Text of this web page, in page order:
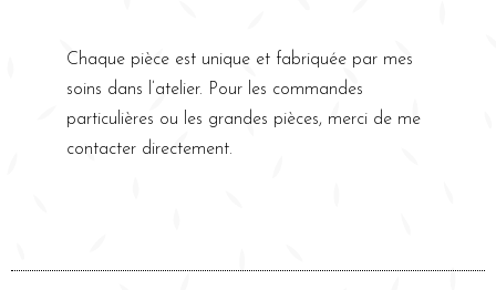
Chaque pièce est unique et fabriquée par mes
soins dans l’atelier. Pour les commandes
particulières ou les grandes pièces, merci de me
contacter directement.